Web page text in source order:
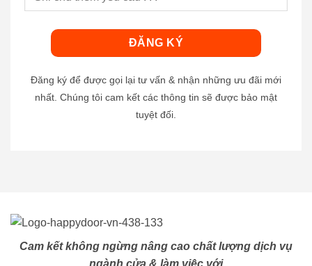
Đăng ký để được gọi lại tư vấn & nhận những ưu đãi mới
nhất. Chúng tôi cam kết các thông tin sẽ được bảo mật
tuyệt đối.
Cam kết không ngừng nâng cao chất lượng dịch vụ